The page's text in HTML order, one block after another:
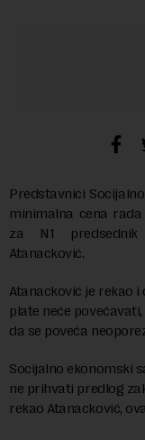
Predstavnici
minimalna cena
za N1
Atanacković.
Atanacković je rekao
plate neće
da se poveća
Socijalno ekonomski
ne prihvati predlog
rekao Atanacković,